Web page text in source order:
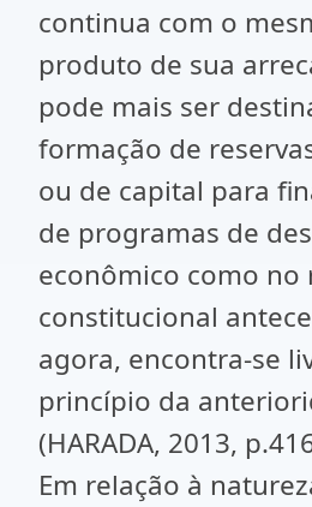
continua com o
produto de sua
pode mais ser
formação de
ou de capital para
de programas de
econômico como no
constitucional
agora, encontra-se
princípio da
(HARADA, 2013,
Em relação à